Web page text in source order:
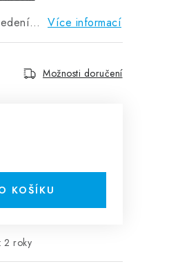
Více informací
Možnosti doručení
KOŠÍKU
: 2 roky